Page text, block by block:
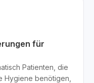
für
Patienten, die
Hygiene benötigen,